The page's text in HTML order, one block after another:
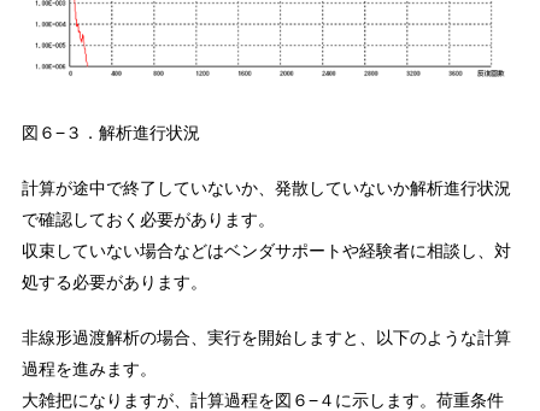
図６−３．解析進行状況
計算が途中で終了していないか、発散していないか解析進行状況
で確認しておく必要があります。
収束していない場合などはベンダサポートや経験者に相談し、対
処する必要があります。
非線形過渡解析の場合、実行を開始しますと、以下のような計算
過程を進みます。
大雑把になりますが、計算過程を図６−４に示します。荷重条件